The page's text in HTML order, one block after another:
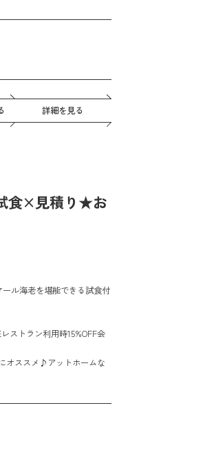
詳細を見る
食×見積り★お
ル海老を堪能できる試食付
ストラン利用時15%OFF会
オススメ♪アットホームな